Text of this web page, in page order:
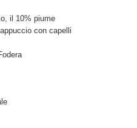
il 10% piume
con capelli